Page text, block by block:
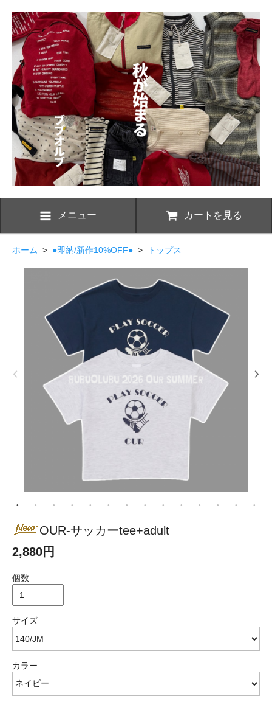
メニュー カートを見る
ホーム > ●即納/新作10%OFF● > トップス
OUR-サッカーtee+adult
2,880円
個数
サイズ
カラー